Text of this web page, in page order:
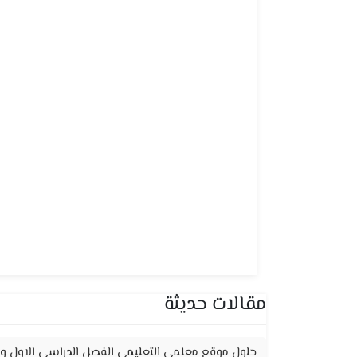
مقالات حديثة
حلول موقع معلمي التعليمي الفصل الدراسي الاول